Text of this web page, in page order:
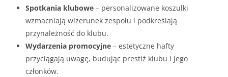
Spotkania klubowe – personalizowane koszulki
wzmacniają wizerunek zespołu i podkreślają
przynależność do klubu.
Wydarzenia promocyjne – estetyczne hafty
przyciągają uwagę, budując prestiż klubu i jego
członków.